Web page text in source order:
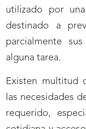
utilizado por
destinado a
parcialmente
alguna tarea.
Existen multitud
las necesidades
requerido,